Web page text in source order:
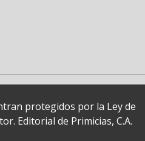
protegidos por la Ley de
Editorial de Primicias, C.A.